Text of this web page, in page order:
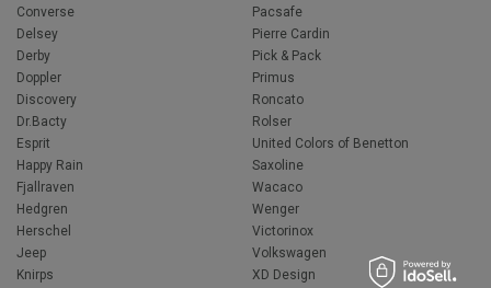
Converse
Delsey
Derby
Doppler
Discovery
Dr.Bacty
Esprit
Happy Rain
Fjallraven
Hedgren
Herschel
Jeep
Knirps
Pacsafe
Pierre Cardin
Pick & Pack
Primus
Roncato
Rolser
United Colors of Benetton
Saxoline
Wacaco
Wenger
Victorinox
Volkswagen
XD Design